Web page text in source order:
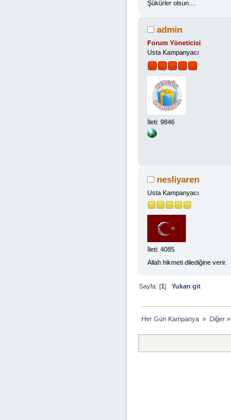
Şükürler olsun....
admin
Forum Yöneticisi
Usta Kampanyacı
İleti: 9846
nesliyaren
Usta Kampanyacı
İleti: 4085
Allah hikmeti dilediğine verir.
Sayfa: [1]Yukarı git
Her Gün Kampanya » Diğer»